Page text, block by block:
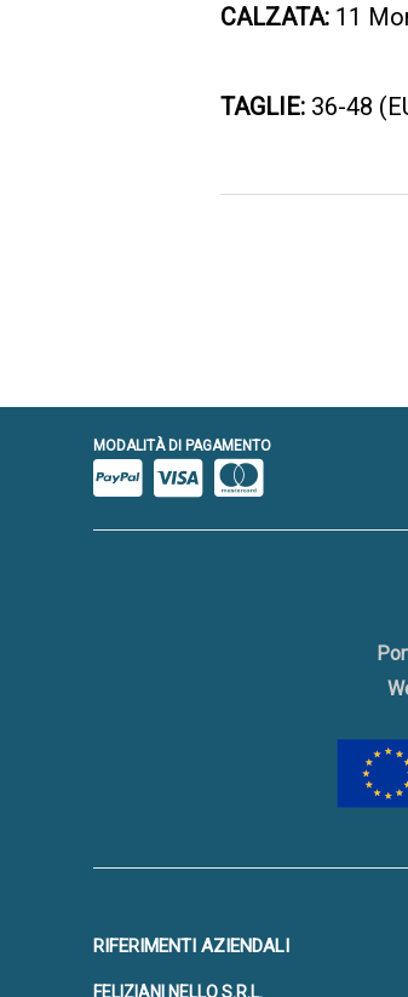
CALZATA: 11
TAGLIE: 36-48
MODALITÀ DI PAGAMENTO
RIFERIMENTI AZIENDALI
FELIZIANI NELLO S.R.L.